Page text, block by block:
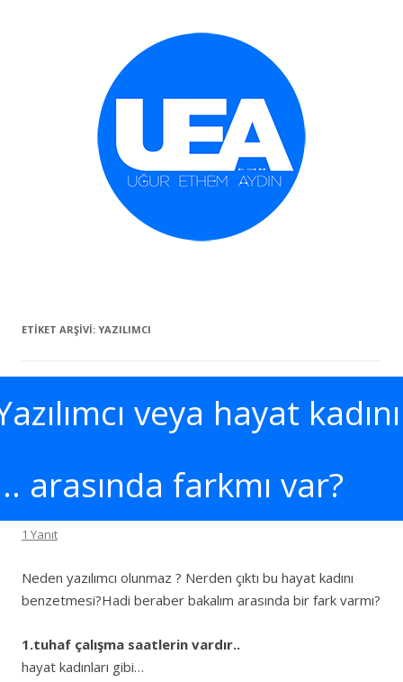
ETIKET ARŞIVI: YAZILIMCI
veya hayat kadını
arasında farkmı var?
1 Yanıt
Neden yazılımcı olunmaz ? Nerden çıktı bu hayat kadını
benzetmesi?Hadi beraber bakalım arasında bir fark varmı?
1.tuhaf çalışma saatlerin vardır..
hayat kadınları gibi…